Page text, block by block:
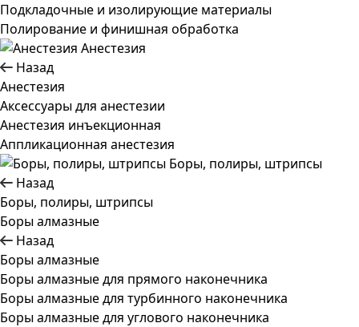
Подкладочные и изолирующие материалы
Полирование и финишная обработка
Анестезия
Назад
Анестезия
Аксессуары для анестезии
Анестезия инъекционная
Аппликационная анестезия
Боры, полиры, штрипсы
Назад
Боры, полиры, штрипсы
Боры алмазные
Назад
Боры алмазные
Боры алмазные для прямого наконечника
Боры алмазные для турбинного наконечника
Боры алмазные для углового наконечника